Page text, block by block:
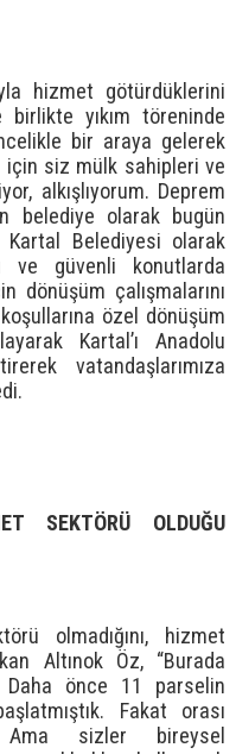
hizmet götürdüklerini
yıkım töreninde
bir araya gelerek
için siz mülk sahipleri ve
alkışlıyorum. Deprem
belediye olarak bugün
Belediyesi olarak
ve güvenli konutlarda
dönüşüm çalışmalarını
özel dönüşüm
Kartal’ı Anadolu
vatandaşlarımıza
SEKTÖRÜ OLDUĞU
olmadığını, hizmet
Altınok Öz, “Burada
Daha önce 11 parselin
Fakat orası
Ama sizler bireysel